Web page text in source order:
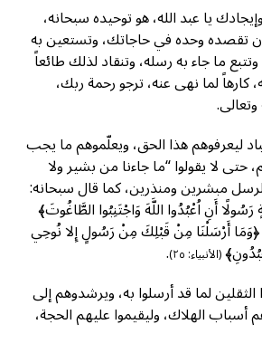
يا عبد الله، هو توحيده سبحانه،
تقصده وحده في حاجاتك، وتستعين به
ما جاء به رسله، وتنقاد لذلك طائعاً
كارهاً لما نهى عنه، ترجو رحمة ربك،
ليعرفوهم هذا الحق، ويعلّموهم ما يجب
حتى لا يقولوا “ما جاءنا من بشير ولا
مبشرين ومنذرين، كما قال سبحانه:
أَنِ اُعْبُدُوا اللَّهَ وَاجْتَنِبُوا الطَّاغُوتَ﴾
﴿وَمَا أَرْسَلْنَا مِنْ قَبْلِكَ مِنْ رَسُولٍ إِلا نُوحِي
(الأنبياء: ٢٥)
.
لما قد أرسلوا به، ويرشدوهم إلى
أسباب الهلاك، وليقيموا عليهم الحجة،